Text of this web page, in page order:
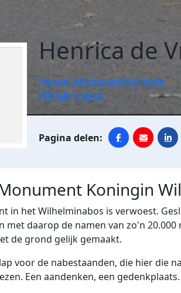
Henrica de
Herstel Monument Koningin
Wilhelminabos
Koningin
in het Wilhelminabos is verwoest.
met daarop de namen van zo'n
de grond gelijk gemaakt.
voor de nabestaanden, die hier die
Een aandenken, een